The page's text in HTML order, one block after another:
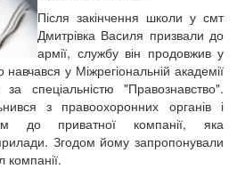
Після закінчення школи у смт
Дмитрівка Василя призвали до
армії, службу він продовжив у
навчався у Міжрегіональній академії
спеціальністю "Правознавство".
з правоохоронних органів і
до приватної компанії, яка
Згодом йому запропонували
компанії.